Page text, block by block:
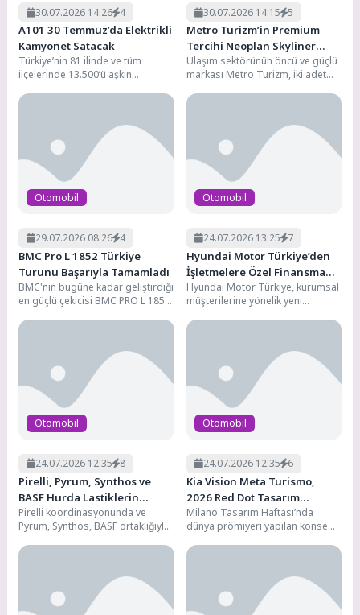
30.07.2026 14:26 4
A101 30 Temmuz’da Elektrikli
Kamyonet Satacak
Türkiye’nin 81 ilinde ve tüm
ilçelerinde 13.500’ü aşkın
1.200’den fazla tedarikçisiyle
30.07.2026 14:15 5
Metro Turizm’in Premium
Tercihi Neoplan Skyliner
Oldu
Ulaşım sektörünün öncü ve güçlü
markası Metro Turizm, iki adet
filosunu...
Otomobil
29.07.2026 08:26 4
BMC Pro L 1852 Türkiye
Turunu Başarıyla Tamamladı
BMC'nin bugüne kadar geliştirdiği
en güçlü çekicisi BMC PRO L 1852,
gerçekleştirilen...
Otomobil
24.07.2026 13:25 7
Hyundai Motor Türkiye’den
İşletmelere Özel Finansman
Çözümü: Hyundai Leasing
Hyundai Motor Türkiye, kurumsal
müşterilerine yönelik yeni
Leasing hizmetini devreye aldı.
Otomobil
24.07.2026 12:35 8
Pirelli, Pyrum, Synthos ve
BASF Hurda Lastiklerin
Döngüsel Dönüşümü İçin İş
Birliği Yaptı
Pirelli koordinasyonunda ve
Pyrum, Synthos, BASF ortaklığıyla
“Tyre‑to‑tyre”(lastikten lastiğe)
Otomobil
24.07.2026 12:35 6
Kia Vision Meta Turismo,
2026 Red Dot Tasarım
Konsepti Ödülü’nü Kazandı
Milano Tasarım Haftası’nda
dünya prömiyeri yapılan konsept,
niteliğindeki “Zıtlıkların
yüksek performanslı elektrikli...